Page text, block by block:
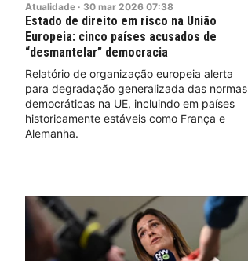
Atualidade · 30 mar 2026 07:38
Estado de direito em risco na União
Europeia: cinco países acusados de
“desmantelar” democracia
Relatório de organização europeia alerta
para degradação generalizada das normas
democráticas na UE, incluindo em países
historicamente estáveis como França e
Alemanha.